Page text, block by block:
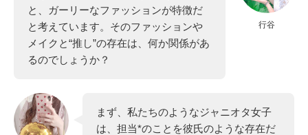
行谷
と、ガーリーなファッションが特徴だ
と考えています。そのファッションや
メイクと“推し”の存在は、何か関係があ
るのでしょうか？
まず、私たちのようなジャニオタ女子
は、担当*のことを彼氏のような存在だ